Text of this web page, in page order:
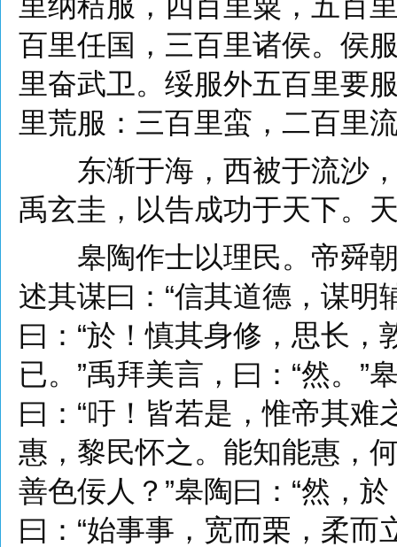
百里任国，三百里诸侯。侯
里奋武卫。绥服外五百里要
里荒服：三百里蛮，二百里
东渐于海，西被于流沙，
禹玄圭，以告成功于天下。
皋陶作士以理民。帝舜朝
述其谋曰：“信其道德，谋明
曰：“於！慎其身修，思长
已。”禹拜美言，曰：“然。”
曰：“吁！皆若是，惟帝其
惠，黎民怀之。能知能惠，
善色佞人？”皋陶曰：“然，
曰：“始事事，宽而栗，柔